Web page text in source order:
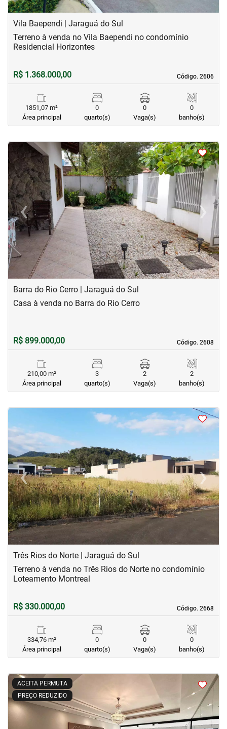
Vila Baependi | Jaraguá do Sul
Código. 2606
Código. 2606
Terreno à venda no Vila Baependi no condomínio
Residencial Horizontes
R$ 1.368.000,00
1851,07 m²
Área principal
0
quarto(s)
0
Vaga(s)
0
banho(s)
<< <
‹Previous ›Next
Barra do Rio Cerro | Jaraguá do Sul
Código. 2608
Código. 2608
Casa à venda no Barra do Rio Cerro
R$ 899.000,00
210,00 m²
Área principal
3
quarto(s)
2
Vaga(s)
2
banho(s)
<
‹Previous ›Next
Três Rios do Norte | Jaraguá do Sul
Código. 2668
Código. 2668
Terreno à venda no Três Rios do Norte no condomínio
Loteamento Montreal
R$ 330.000,00
334,76 m²
Área principal
0
quarto(s)
0
Vaga(s)
0
banho(s)
ACEITA PERMUTA
PREÇO REDUZIDO
< <<<